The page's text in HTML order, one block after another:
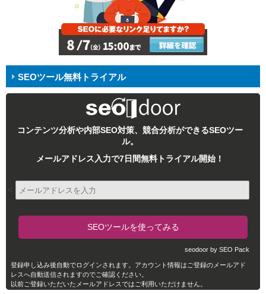
SEOツール無料トライアル
コンテンツ分析や内部SEO対策、競合分析ができるSEOツー
ル。
メールアドレス入力で7日間無料トライアル開始！
seodoor by SEO Pack
登録申し込み後自動でログインされます。アカウント情報はご登録のメールアド
レスへ自動送信されますのでご確認ください。
以前ご登録いただいたメールアドレスではご利用いただけません。